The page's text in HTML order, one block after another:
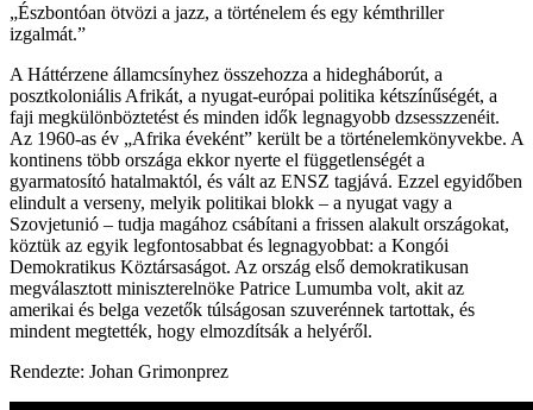
„Észbontóan ötvözi a jazz, a történelem és egy kémthriller
izgalmát.”
A Háttérzene államcsínyhez összehozza a hidegháborút, a
posztkoloniális Afrikát, a nyugat-európai politika kétszínűségét, a
faji megkülönböztetést és minden idők legnagyobb dzsesszzenéit.
Az 1960-as év „Afrika éveként” került be a történelemkönyvekbe. A
kontinens több országa ekkor nyerte el függetlenségét a
gyarmatosító hatalmaktól, és vált az ENSZ tagjává. Ezzel egyidőben
elindult a verseny, melyik politikai blokk – a nyugat vagy a
Szovjetunió – tudja magához csábítani a frissen alakult országokat,
köztük az egyik legfontosabbat és legnagyobbat: a Kongói
Demokratikus Köztársaságot. Az ország első demokratikusan
megválasztott miniszterelnöke Patrice Lumumba volt, akit az
amerikai és belga vezetők túlságosan szuverénnek tartottak, és
mindent megtették, hogy elmozdítsák a helyéről.
Rendezte: Johan Grimonprez